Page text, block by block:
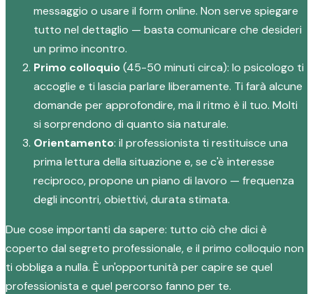
messaggio o usare il form online. Non serve spiegare
tutto nel dettaglio — basta comunicare che desideri
un primo incontro.
Primo colloquio(45-50 minuti circa): lo psicologo ti
accoglie e ti lascia parlare liberamente. Ti farà alcune
domande per approfondire, ma il ritmo è il tuo. Molti
si sorprendono di quanto sia naturale.
Orientamento: il professionista ti restituisce una
prima lettura della situazione e, se c'è interesse
reciproco, propone un piano di lavoro — frequenza
degli incontri, obiettivi, durata stimata.
Due cose importanti da sapere: tutto ciò che dici è
coperto dal segreto professionale, e il primo colloquio non
ti obbliga a nulla. È un'opportunità per capire se quel
professionista e quel percorso fanno per te.